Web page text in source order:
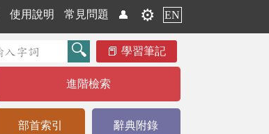
使用說明 常見問題 👤 ⚙️ EN
學習筆記
進階檢索
部首索引 辭典附錄